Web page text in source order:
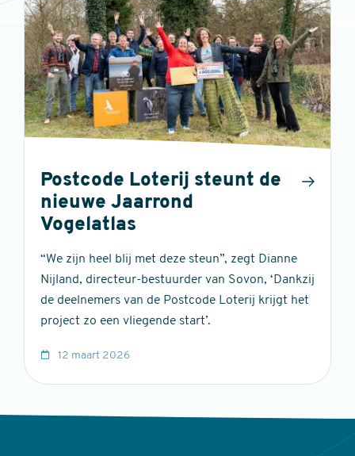
Postcode Loterij steunt de
nieuwe Jaarrond
Vogelatlas
“We zijn heel blij met deze steun”, zegt Dianne
Nijland, directeur-bestuurder van Sovon, ‘Dankzij
de deelnemers van de Postcode Loterij krijgt het
project zo een vliegende start’.
12 maart 2026